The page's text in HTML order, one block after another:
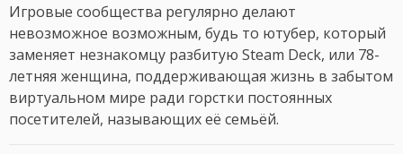
Игровые сообщества регулярно делают
невозможное возможным, будь то ютубер, который
заменяет незнакомцу разбитую Steam Deck, или 78-
летняя женщина, поддерживающая жизнь в забытом
виртуальном мире ради горстки постоянных
посетителей, называющих её семьёй.